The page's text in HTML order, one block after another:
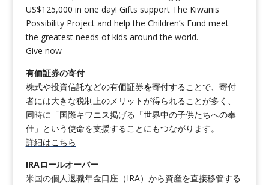
US$125,000 in one day! Gifts support The Kiwanis
Possibility Project and help the Children’s Fund meet
the greatest needs of kids around the world.
Give now
有価証券の寄付
株式や投資信託などの有価証券を寄付することで、寄付
者には大きな税制上のメリットが得られることが多く、
同時に「国際キワニス掲げる「世界中の子供たちへの奉
仕」という使命を支援することにもつながります。
詳細はこちら
IRAロールオーバー
米国の個人退職年金口座（IRA）から資産を直接移管する